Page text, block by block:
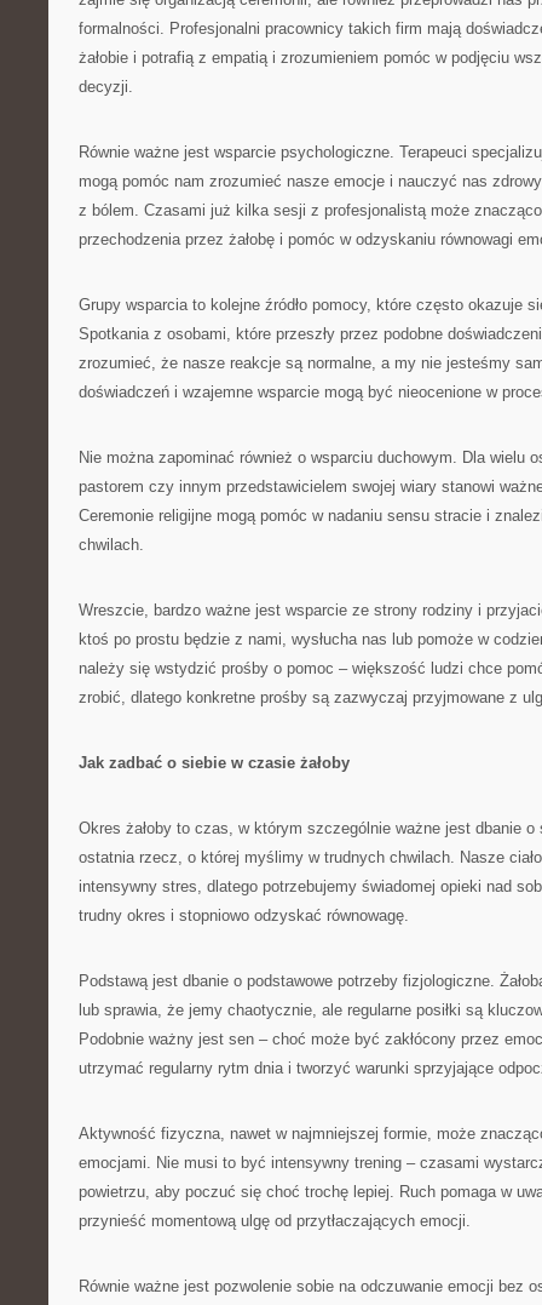
formalności. Profesjonalni pracownicy takich firm mają
żałobie i potrafią z empatią i zrozumieniem pomóc w podjęciu
decyzji.
Równie ważne jest wsparcie psychologiczne. Terapeuci
mogą pomóc nam zrozumieć nasze emocje i nauczyć nas
z bólem. Czasami już kilka sesji z profesjonalistą może znacząco
przechodzenia przez żałobę i pomóc w odzyskaniu równowagi
Grupy wsparcia to kolejne źródło pomocy, które często okazuje
Spotkania z osobami, które przeszły przez podobne
zrozumieć, że nasze reakcje są normalne, a my nie jesteśmy
doświadczeń i wzajemne wsparcie mogą być nieocenione w
Nie można zapominać również o wsparciu duchowym. Dla wielu
pastorem czy innym przedstawicielem swojej wiary stanowi
Ceremonie religijne mogą pomóc w nadaniu sensu stracie i
chwilach.
Wreszcie, bardzo ważne jest wsparcie ze strony rodziny i
ktoś po prostu będzie z nami, wysłucha nas lub pomoże w
należy się wstydzić prośby o pomoc – większość ludzi chce
zrobić, dlatego konkretne prośby są zazwyczaj przyjmowane z
Jak zadbać o siebie w czasie żałoby
Okres żałoby to czas, w którym szczególnie ważne jest dbanie
ostatnia rzecz, o której myślimy w trudnych chwilach. Nasze
intensywny stres, dlatego potrzebujemy świadomej opieki nad
trudny okres i stopniowo odzyskać równowagę.
Podstawą jest dbanie o podstawowe potrzeby fizjologiczne.
lub sprawia, że jemy chaotycznie, ale regularne posiłki są
Podobnie ważny jest sen – choć może być zakłócony przez
utrzymać regularny rytm dnia i tworzyć warunki sprzyjające
Aktywność fizyczna, nawet w najmniejszej formie, może
emocjami. Nie musi to być intensywny trening – czasami
powietrzu, aby poczuć się choć trochę lepiej. Ruch pomaga w
przynieść momentową ulgę od przytłaczających emocji.
Równie ważne jest pozwolenie sobie na odczuwanie emocji bez